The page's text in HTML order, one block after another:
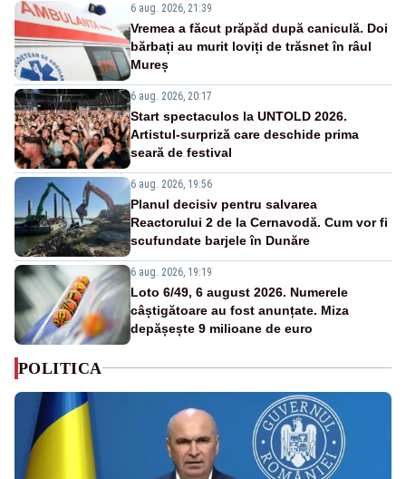
6 aug. 2026, 21:39
Vremea a făcut prăpăd după caniculă. Doi
bărbați au murit loviți de trăsnet în râul
Mureș
6 aug. 2026, 20:17
Start spectaculos la UNTOLD 2026.
Artistul-surpriză care deschide prima
seară de festival
6 aug. 2026, 19:56
Planul decisiv pentru salvarea
Reactorului 2 de la Cernavodă. Cum vor fi
scufundate barjele în Dunăre
6 aug. 2026, 19:19
Loto 6/49, 6 august 2026. Numerele
câștigătoare au fost anunțate. Miza
depășește 9 milioane de euro
POLITICA